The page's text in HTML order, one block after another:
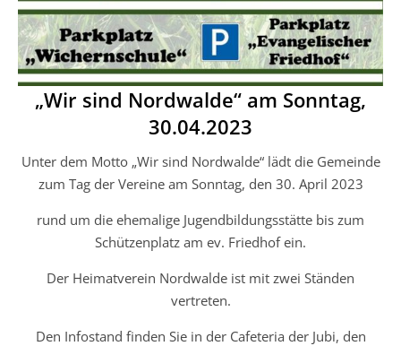
„Wir sind Nordwalde“ am Sonntag,
30.04.2023
Unter dem Motto „Wir sind Nordwalde“ lädt die Gemeinde
zum Tag der Vereine am Sonntag, den 30. April 2023
rund um die ehemalige Jugendbildungsstätte bis zum
Schützenplatz am ev. Friedhof ein.
Der Heimatverein Nordwalde ist mit zwei Ständen
vertreten.
Den Infostand finden Sie in der Cafeteria der Jubi, den